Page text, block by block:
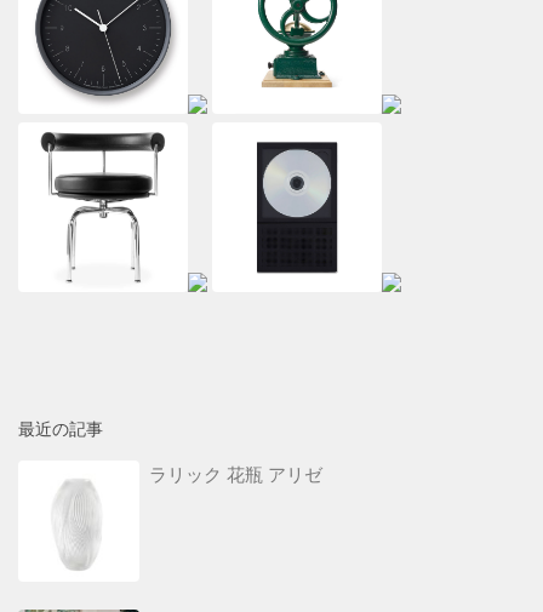
最近の記事
ラリック 花瓶 アリゼ